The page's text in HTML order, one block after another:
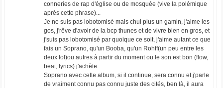
conneries de rap d'église ou de mosquée (vive la polémique
après cette phrase)...
Je ne suis pas lobotomisé mais chui plus un gamin, j'aime les
gos, j'rêve d'avoir de la bcp thunes et de vivre bien en gros, et
j'suis pas lobotomisé par quoique ce soit, j'aime autant ce que
fais un Soprano, qu'un Booba, qu'un Rohff(un peu entre les
deux lol)ou autres à partir du moment ou le son est bon (flow,
beat, lyrics) j'achète.
Soprano avec cette album, si il continue, sera connu et j'parle
de vraiment connu pas connu juste des cités, ben là, il aura